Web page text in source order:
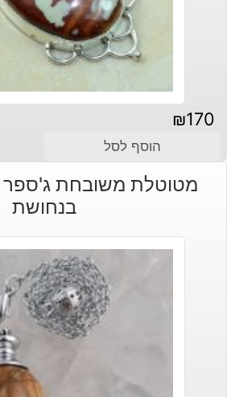
₪170
הוסף לסל
מטוטלת משובחת ג'ספר
בנחושת